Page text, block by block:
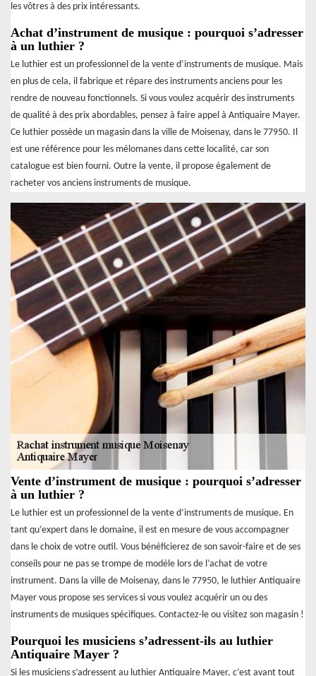
les vôtres à des prix intéressants.
Achat d’instrument de musique : pourquoi s’adresser
à un luthier ?
Le luthier est un professionnel de la vente d’instruments de musique. Mais
en plus de cela, il fabrique et répare des instruments anciens pour les
rendre de nouveau fonctionnels. Si vous voulez acquérir des instruments
de qualité à des prix abordables, pensez à faire appel à Antiquaire Mayer.
Ce luthier possède un magasin dans la ville de Moisenay, dans le 77950. Il
est une référence pour les mélomanes dans cette localité, car son
catalogue est bien fourni. Outre la vente, il propose également de
racheter vos anciens instruments de musique.
Vente d’instrument de musique : pourquoi s’adresser
à un luthier ?
Le luthier est un professionnel de la vente d’instruments de musique. En
tant qu’expert dans le domaine, il est en mesure de vous accompagner
dans le choix de votre outil. Vous bénéficierez de son savoir-faire et de ses
conseils pour ne pas se trompe de modèle lors de l’achat de votre
instrument. Dans la ville de Moisenay, dans le 77950, le luthier Antiquaire
Mayer vous propose ses services si vous voulez acquérir un ou des
instruments de musiques spécifiques. Contactez-le ou visitez son magasin !
Pourquoi les musiciens s’adressent-ils au luthier
Antiquaire Mayer ?
Si les musiciens s’adressent au luthier Antiquaire Mayer, c’est avant tout